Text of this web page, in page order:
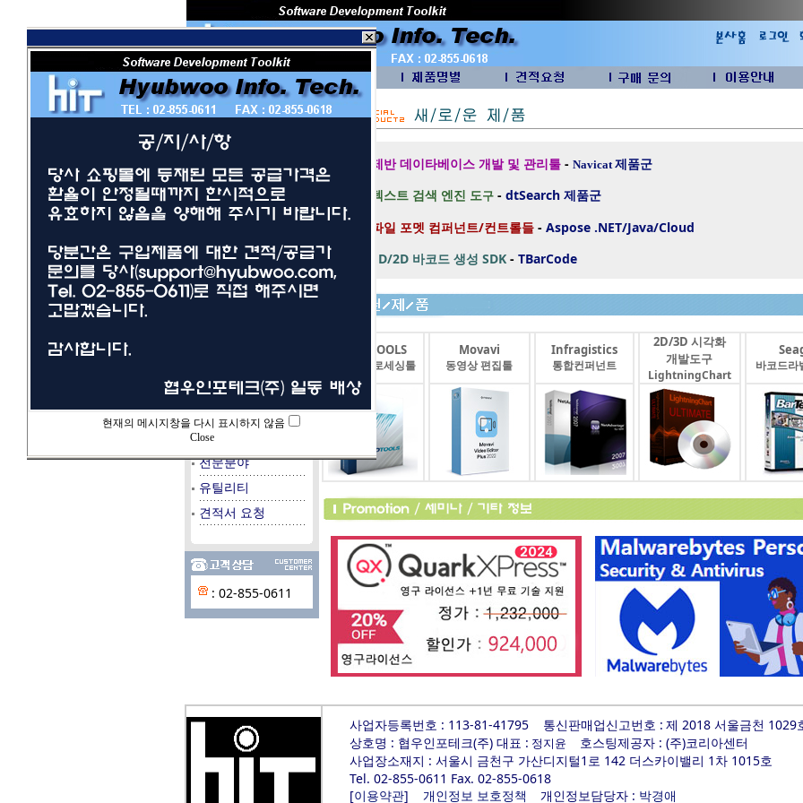
회 원 I D
멀티미디어
데이타베이스
시스템/서버
전문분야
유틸리티
견적서 요청
: 02-855-0611
제반 데이타베이스 개발 및 관리툴- Navicat제품군
텍스트 검색 엔진 도구- dtSearch 제품군
파일 포멧 컴퍼넌트/컨트롤들 - Aspose .NET/Java/Cloud
1D/2D 바코드 생성 SDK - TBarCode
LEADTOOLS
이미지프로세싱툴
Movavi
동영상 편집툴
Infragistics
통합컨퍼넌트
2D/3D 시각화
개발도구
LightningChart
바코드라
사업자등록번호 : 113-81-41795 통신판매업신고번호 : 제 2018 서울금천 1029
상호명 : 협우인포테크(주) 대표 : 정지윤
호스팅제공자 : (주)코리아센터
사업장소재지 : 서울시 금천구 가산디지털1로 142 더스카이밸리 1차 1015호
Tel. 02-855-0611 Fax. 02-855-0618
[이용약관] 개인정보 보호정책 개인정보담당자 : 박경애
현재의 메시지창을 다시 표시하지 않음
Close